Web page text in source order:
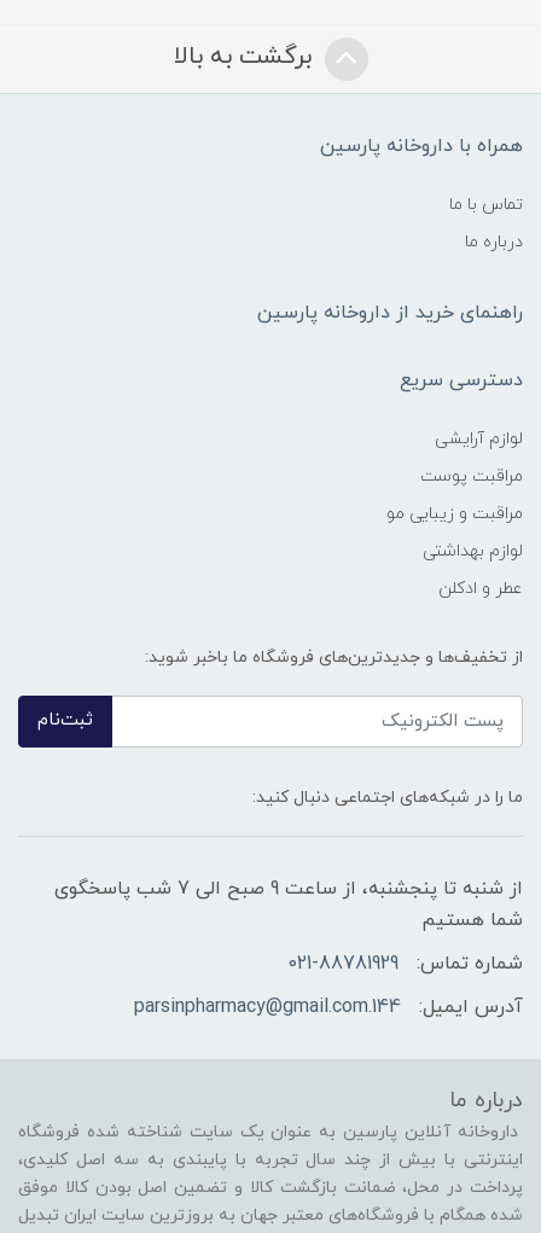
برگشت به بالا
همراه با داروخانه پارسین
تماس با ما
درباره ما
راهنمای خرید از داروخانه پارسین
دسترسی سریع
لوازم آرایشی
مراقبت پوست
مراقبت و زیبایی مو
لوازم بهداشتی
عطر و ادکلن
از تخفیف‌ها و جدیدترین‌های فروشگاه ما باخبر شوید:
ثبت‌نام
ما را در شبکه‌های اجتماعی دنبال کنید:
از شنبه تا پنجشنبه، از ساعت 9 صبح الی 7 شب پاسخگوی
شما هستیم
شماره تماس:
021-88781929
آدرس ایمیل:
144.parsinpharmacy@gmail.com
درباره ما
داروخانه آنلاین پارسین به عنوان یک سایت شناخته شده فروشگاه
اینترنتی با بیش از چند سال تجربه با پایبندی به سه اصل کلیدی،
پرداخت در محل، ضمانت بازگشت کالا و تضمین اصل بودن کالا موفق
شده همگام با فروشگاه‌های معتبر جهان به بروزترین سایت ایران تبدیل